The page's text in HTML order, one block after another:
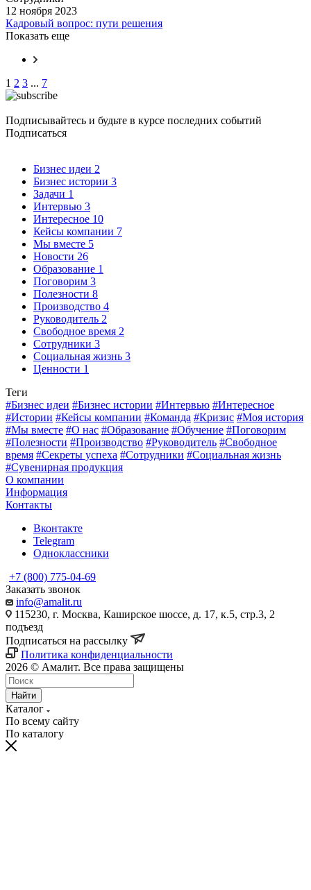
12 ноября 2023
Кадровый вопрос: пути решения
Показать еще
1 2 3 ... 7
Подписывайтесь и будьте в курсе последних событий
Подписаться
Бизнес идеи 2
Бизнес истории 3
Задачи 1
Интервью 3
Интересное 10
Кейсы компании 7
Мы вместе 5
Новости 26
Образование 1
Поговорим 3
Полезности 8
Производство 4
Руководитель 2
Свободное время 2
Сотрудники 3
Социальная жизнь 3
Ценности 1
Теги
#Бизнес идеи #Бизнес истории #Интервью #Интересное
#Истории #Кейсы компании #Команда #Кризис #Моя история
#Мы вместе #О нас #Образование #Обучение #Поговорим
#Полезности #Производство #Руководитель #Свободное
время #Секреты успеха #Сотрудники #Социальная жизнь
#Сувенирная продукция
О компании
Информация
Контакты
Вконтакте
Telegram
Одноклассники
+7 (800) 775-04-69
Заказать звонок
info@amalit.ru
115230, г. Москва, Каширское шоссе, д. 17, к.5, стр.3, 2
подъезд
Подписаться на рассылку
Политика конфиденциальности
2026 © Амалит. Все права защищены
Найти
Каталог
По всему сайту
По каталогу